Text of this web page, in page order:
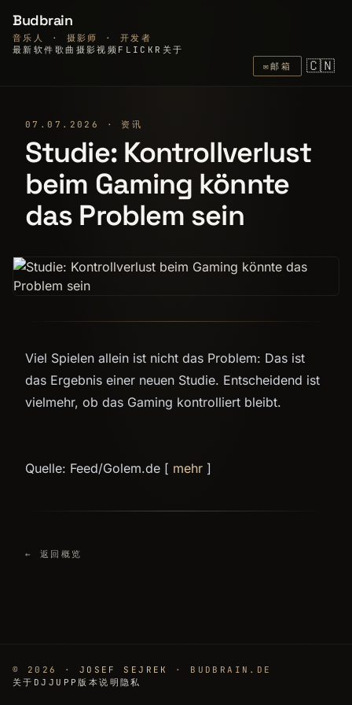
Budbrain
音乐人 · 摄影师 · 开发者
最新 软件 歌曲 摄影视频 FLICKR 关于
✉邮箱 🇨🇳
07.07.2026 · 资讯
Studie: Kontrollverlust
beim Gaming könnte
das Problem sein
Viel Spielen allein ist nicht das Problem: Das ist
das Ergebnis einer neuen Studie. Entscheidend ist
vielmehr, ob das Gaming kontrolliert bleibt.
Quelle: Feed/Golem.de [ mehr ]
← 返回概览
© 2026 · JOSEF SEJREK
· BUDBRAIN.DE
关于 DJJUPP版本说明隐私